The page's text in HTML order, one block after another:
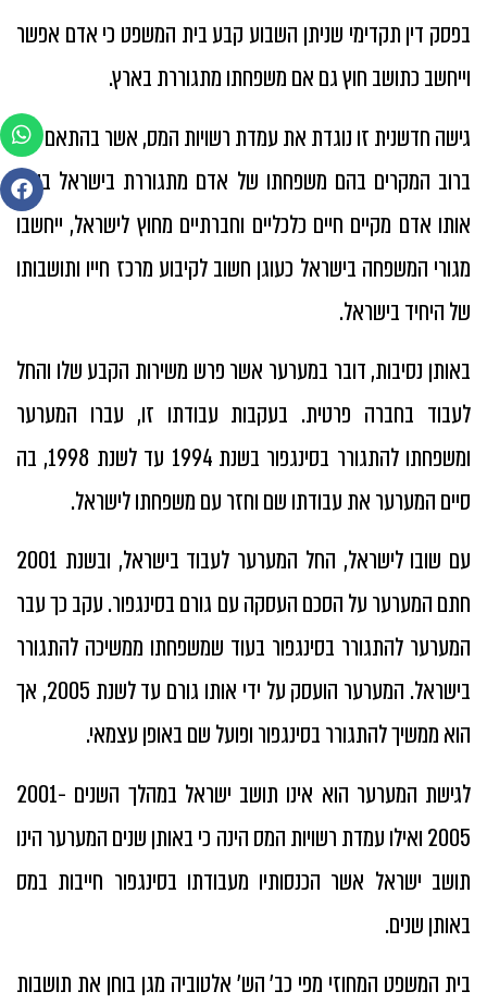
בפסק דין תקדימי שניתן השבוע קבע בית המשפט כי אדם אפשר
וייחשב כתושב חוץ גם אם משפחתו מתגוררת בארץ.
גישה חדשנית זו נוגדת את עמדת רשויות המס, אשר בהתאם לה,
ברוב המקרים בהם משפחתו של אדם מתגוררת בישראל בעוד
אותו אדם מקיים חיים כלכליים וחברתיים מחוץ לישראל, ייחשבו
מגורי המשפחה בישראל כעוגן חשוב לקיבוע מרכז חייו ותושבותו
של היחיד בישראל.
באותן נסיבות, דובר במערער אשר פרש משירות הקבע שלו והחל
לעבוד בחברה פרטית. בעקבות עבודתו זו, עברו המערער
ומשפחתו להתגורר בסינגפור בשנת 1994 עד לשנת 1998, בה
סיים המערער את עבודתו שם וחזר עם משפחתו לישראל.
עם שובו לישראל, החל המערער לעבוד בישראל, ובשנת 2001
חתם המערער על הסכם העסקה עם גורם בסינגפור. עקב כך עבר
המערער להתגורר בסינגפור בעוד שמשפחתו ממשיכה להתגורר
בישראל. המערער הועסק על ידי אותו גורם עד לשנת 2005, אך
הוא ממשיך להתגורר בסינגפור ופועל שם באופן עצמאי.
לגישת המערער הוא אינו תושב ישראל במהלך השנים 2001-
2005 ואילו עמדת רשויות המס הינה כי באותן שנים המערער הינו
תושב ישראל אשר הכנסותיו מעבודתו בסינגפור חייבות במס
באותן שנים.
בית המשפט המחוזי מפי כב' הש' אלטוביה מגן בוחן את תושבות